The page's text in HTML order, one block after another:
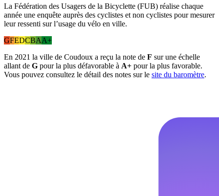
La Fédération des Usagers de la Bicyclette (FUB) réalise chaque
année une enquête auprès des cyclistes et non cyclistes pour mesurer
leur ressenti sur l’usage du vélo en ville.
GFEDCBAA+
En 2021 la ville de Coudoux a reçu la note de F sur une échelle
allant de G pour la plus défavorable à A+ pour la plus favorable.
Vous pouvez consultez le détail des notes sur le site du baromètre.